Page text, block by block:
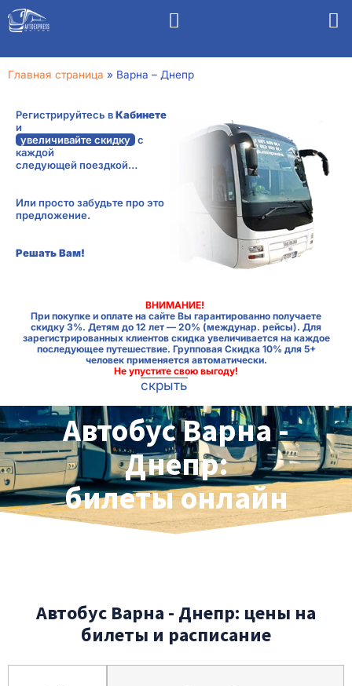
Главная страница » Варна – Днепр
Регистрируйтесь вКабинете
и
увеличивайте скидкус
каждой
следующей поездкой…
Или просто забудьте про это
предложение.
Решать Вам!
ВНИМАНИЕ!
При покупке и оплате на сайте Вы гарантированно получаете
скидку 3%. Детям до 12 лет — 20% (междунар. рейсы). Для
зарегистрированных клиентов скидка увеличивается на каждое
последующее путешествие. Групповая Скидка 10% для 5+
человек применяется автоматически.
Не упустите свою выгоду!
скрыть
Автобус Варна -
Днепр:
билеты онлайн
Автобус Варна - Днепр: цены на
билеты и расписание